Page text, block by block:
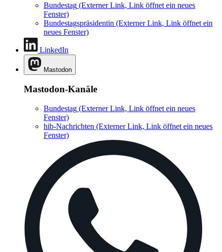
Bundestag (Externer Link, Link öffnet ein neues
Fenster)
Bundestagspräsidentin (Externer Link, Link öffnet ein
neues Fenster)
LinkedIn
Mastodon
Mastodon-Kanäle
Bundestag (Externer Link, Link öffnet ein neues
Fenster)
hib-Nachrichten (Externer Link, Link öffnet ein neues
Fenster)